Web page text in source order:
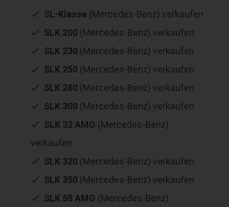
SL-Klasse (Mercedes-Benz) verkaufen
SLK 200 (Mercedes-Benz) verkaufen
SLK 230 (Mercedes-Benz) verkaufen
SLK 250 (Mercedes-Benz) verkaufen
SLK 280 (Mercedes-Benz) verkaufen
SLK 300 (Mercedes-Benz) verkaufen
SLK 32 AMG (Mercedes-Benz)
verkaufen
SLK 320 (Mercedes-Benz) verkaufen
SLK 350 (Mercedes-Benz) verkaufen
SLK 55 AMG (Mercedes-Benz)